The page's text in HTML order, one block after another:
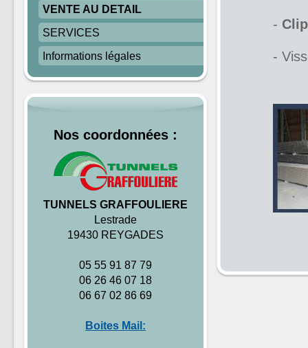
-
-
VENTE AU DETAIL
SERVICES
Informations légales
Nos coordonnées :
TUNNELS GRAFFOULIERE
Lestrade
19430 REYGADES
05 55 91 87 79
06 26 46 07 18
06 67 02 86 69
Boites Mail: